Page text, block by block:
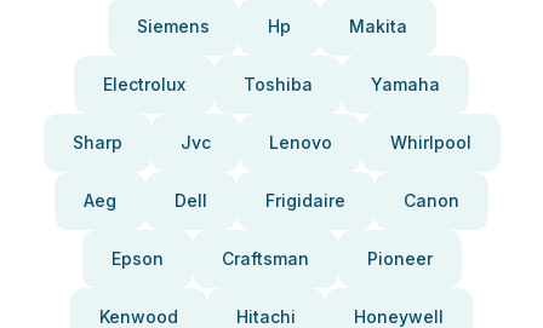
Siemens Hp Makita
Electrolux Toshiba Yamaha
Sharp Jvc Lenovo Whirlpool
Aeg Dell Frigidaire Canon
Epson Craftsman Pioneer
Kenwood Hitachi Honeywell